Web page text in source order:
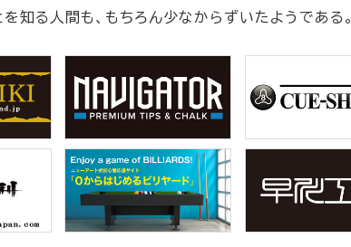
知る人間も、もちろん少なからずいたようである。